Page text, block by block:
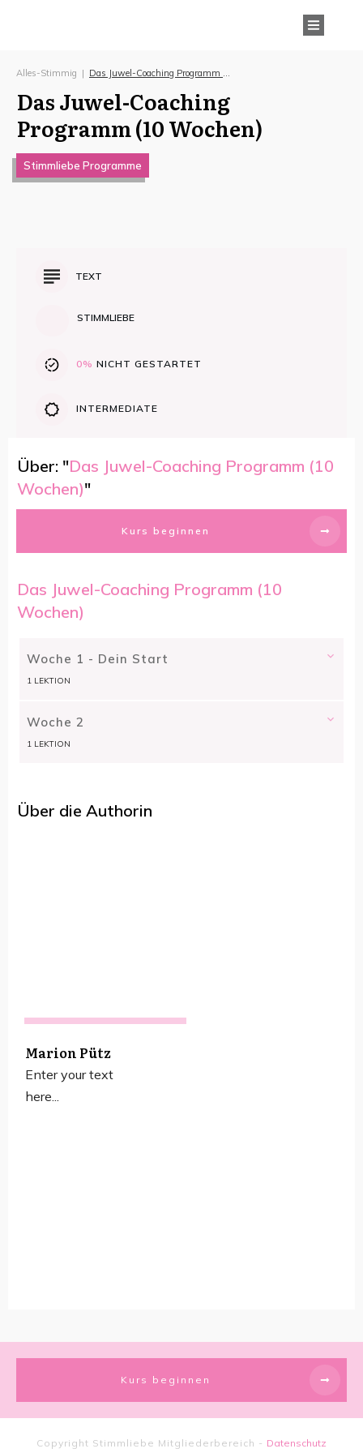
Alles-Stimmig |
Das Juwel-Coaching
Programm (10 Wochen)
Stimmliebe Programme
TEXT
STIMMLIEBE
0% NICHT GESTARTET
INTERMEDIATE
Über: "Das Juwel-Coaching Programm (10
Wochen)"
Kurs beginnen
Das Juwel-Coaching Programm (10
Wochen)
Woche 1 - Dein Start
1 LEKTION
Woche 2
1 LEKTION
Über die Authorin
Marion Pütz
Enter your text
here...
Kurs beginnen
Copyright Stimmliebe Mitgliederbereich - Datenschutz